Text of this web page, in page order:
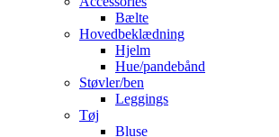
Bælte
Hovedbeklædning
Hjelm
Hue/pandebånd
Støvler/ben
Leggings
Tøj
Bluse